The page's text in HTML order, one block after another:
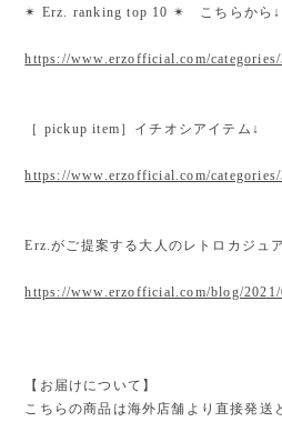
✴︎ Erz. ranking top 10 ✴︎ こちらから↓
https://www.erzofficial.com/categories/
［ pickup item］イチオシアイテム↓
https://www.erzofficial.com/categories/
Erz.がご提案する大人のレトロカジュ
https://www.erzofficial.com/blog/2021/
【お届けについて】
こちらの商品は海外店舗より直接発送